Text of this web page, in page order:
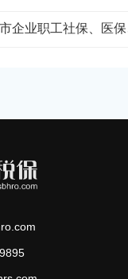
企业职工社保、医